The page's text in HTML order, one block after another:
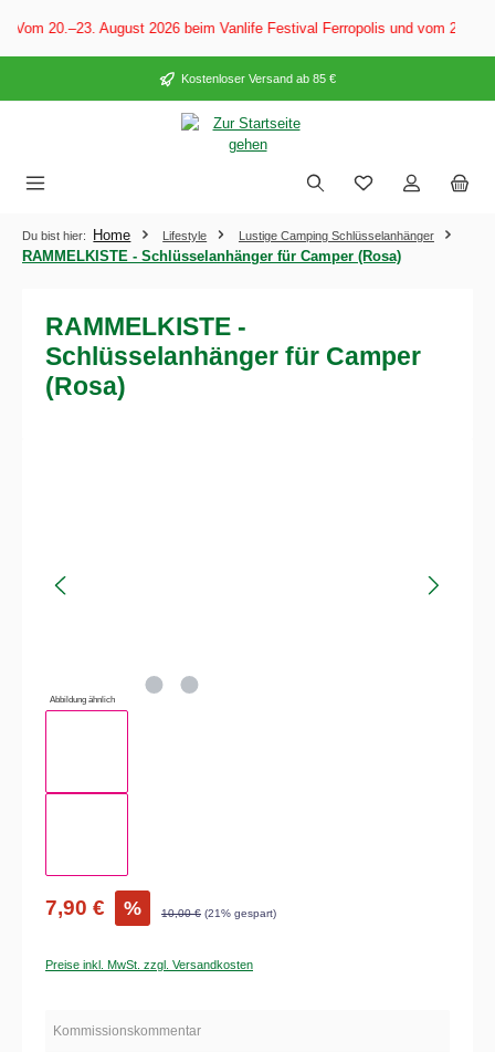
springen
20.–23. August 2026 beim Vanlife Festival Ferropolis und vom 28.
Kostenloser Versand ab 85 €
Du bist hier: Home Lifestyle Lustige Camping Schlüsselanhänger
RAMMELKISTE - Schlüsselanhänger für Camper (Rosa)
RAMMELKISTE -
Schlüsselanhänger für Camper
(Rosa)
Abbildung ähnlich
7,90 € % 10,00 € (21% gespart)
Preise inkl. MwSt. zzgl. Versandkosten